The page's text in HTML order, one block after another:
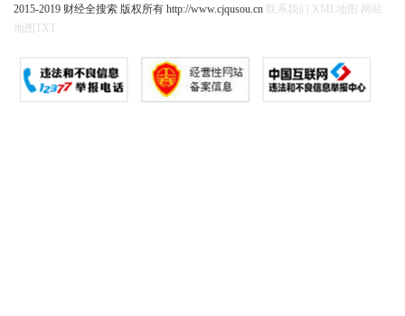
2015-2019 财经全搜索 版权所有 http://www.cjqusou.cn 联系我们 XML地图
网站
地图
TXT